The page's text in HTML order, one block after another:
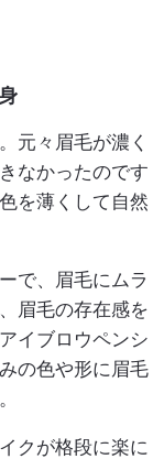
元々眉毛が濃く
なかったのです
を薄くして自然
で、眉毛にムラ
眉毛の存在感を
イブロウペンシ
の色や形に眉毛
クが格段に楽に